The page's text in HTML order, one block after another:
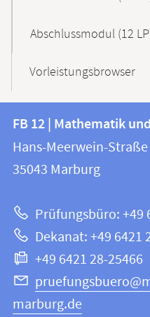
Abschlussmodul (12
Vorleistungsbrowser
Kontakt
und
Informationen
Website
FB
12
|
und
Informatik
FB 12 | Mathematik
Hans-Meerwein-Straße
35043 Marburg
Prüfungsbüro: +49
Dekanat: +49 6421
+49 6421 28-25466
marburg.de